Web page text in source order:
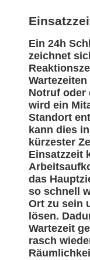
Ein 24h
zeichnet
Notruf oder
wird ein
Standort
kann dies
kürzester
Einsatzzeit
das
so schnell
Ort zu sein
lösen.
Wartezeit
rasch